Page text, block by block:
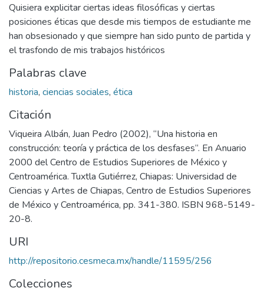
Quisiera explicitar ciertas ideas filosóficas y ciertas
posiciones éticas que desde mis tiempos de estudiante me
han obsesionado y que siempre han sido punto de partida y
el trasfondo de mis trabajos históricos
Palabras clave
historia, ciencias sociales, ética
Citación
Viqueira Albán, Juan Pedro (2002), “Una historia en
construcción: teoría y práctica de los desfases“. En Anuario
2000 del Centro de Estudios Superiores de México y
Centroamérica. Tuxtla Gutiérrez, Chiapas: Universidad de
Ciencias y Artes de Chiapas, Centro de Estudios Superiores
de México y Centroamérica, pp. 341-380. ISBN 968-5149-
20-8.
URI
http://repositorio.cesmeca.mx/handle/11595/256
Colecciones